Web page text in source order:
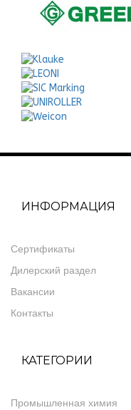
ИНФОРМАЦИЯ
Сертификаты
Дилерский раздел
Вакансии
Контакты
КАТЕГОРИИ
Промышленная химия